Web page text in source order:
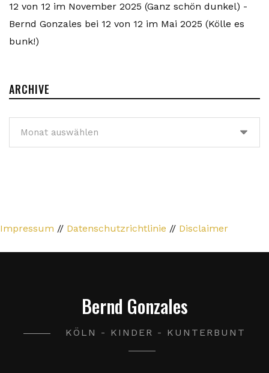
12 von 12 im November 2025 (Ganz schön dunkel) -
Bernd Gonzales bei 12 von 12 im Mai 2025 (Kölle es
bunk!)
ARCHIVE
Impressum // Datenschutzrichtlinie // Disclaimer
Bernd Gonzales
KÖLN - KINDER - KUNTERBUNT